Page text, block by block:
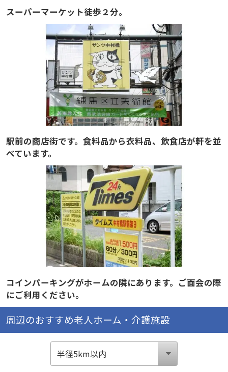
スーパーマーケット徒歩２分。
駅前の商店街です。食料品から衣料品、飲食店が軒を並
べています。
コインパーキングがホームの隣にあります。ご面会の際
にご利用ください。
周辺のおすすめ老人ホーム・介護施設